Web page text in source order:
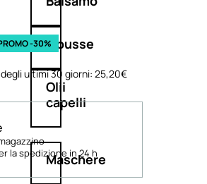
Mousse
Olii
capelli
Maschere
-30%
ultimi 30 giorni: 25,20€
la spedizione in 24 h